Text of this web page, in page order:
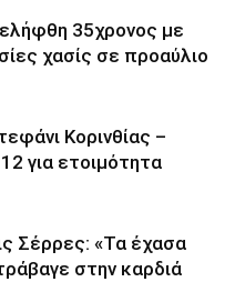
35χρονος με
χασίς σε προαύλιο
Κορινθίας –
για ετοιμότητα
Σέρρες: «Τα έχασα
στην καρδιά